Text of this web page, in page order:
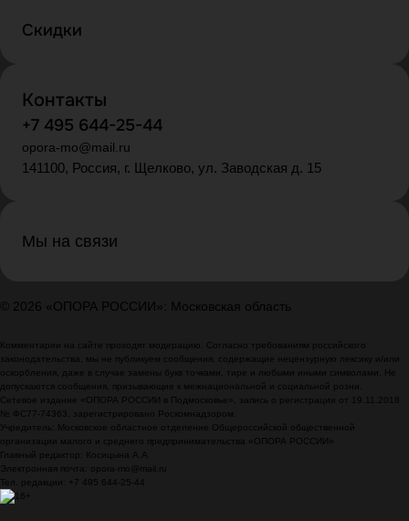
Скидки
Контакты
+7 495 644-25-44
opora-mo@mail.ru
141100, Россия, г. Щелково, ул. Заводская д. 15
Мы на связи
© 2026 «ОПОРА РОССИИ»: Московская область
Комментарии на сайте проходят модерацию. Согласно требованиям российского
законодательства, мы не публикуем сообщения, содержащие нецензурную лексику и/или
оскорбления, даже в случае замены букв точками, тире и любыми иными символами. Не
допускаются сообщения, призывающие к межнациональной и социальной розни.
Сетевое издание «ОПОРА РОССИИ в Подмосковье», запись о регистрации от 19.11.2018
№ ФС77-74363, зарегистрировано Роскомнадзором.
Учредитель: Московское областное отделение Общероссийской общественной
организации малого и среднего предпринимательства «ОПОРА РОССИИ»
Главный редактор: Косицына А.А.
Электронная почта: opora-mo@mail.ru
Тел. редакции: +7 495 644-25-44